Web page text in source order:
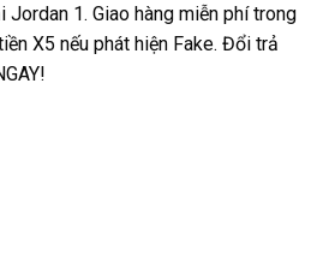
Jordan 1. Giao hàng miễn phí trong
X5 nếu phát hiện Fake. Đổi trả